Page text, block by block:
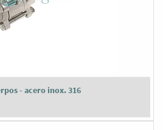
- acero inox. 316